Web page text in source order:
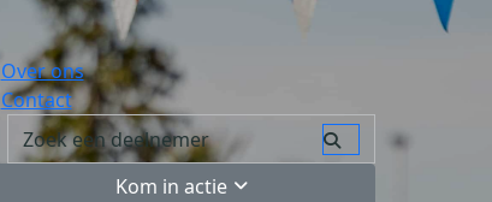
Over ons
Contact
Kom in actie